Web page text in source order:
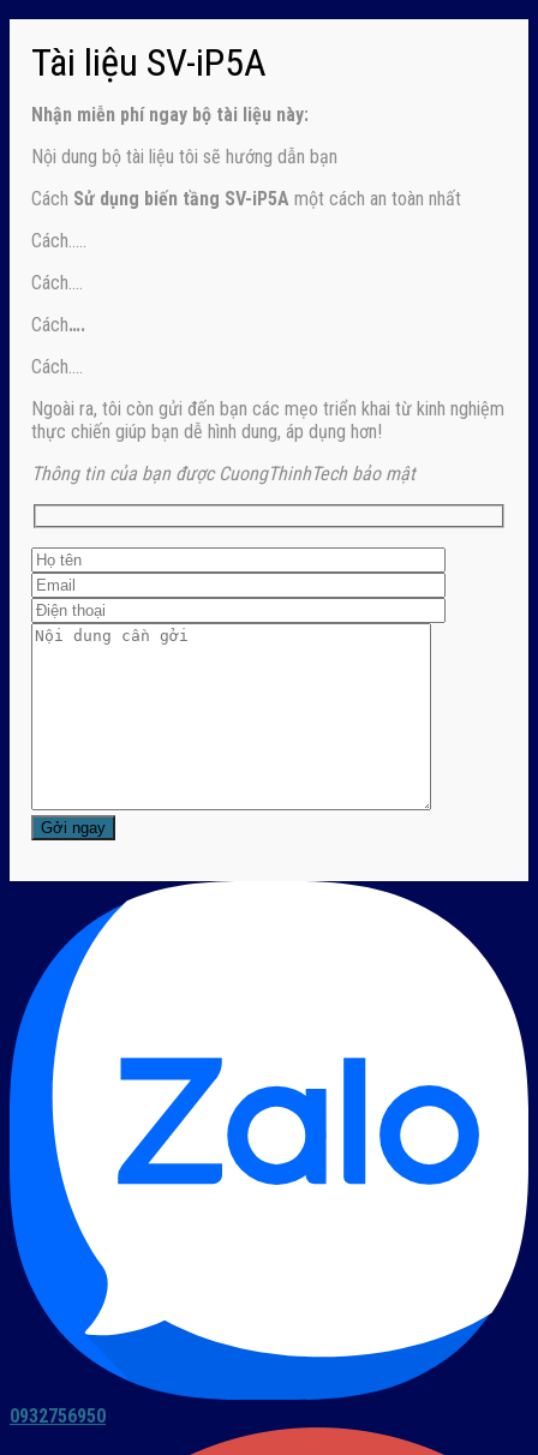
Tài liệu SV-iP5A
Nhận miễn phí ngay bộ tài liệu này:
Nội dung bộ tài liệu tôi sẽ hướng dẫn bạn
Cách Sử dụng biến tầng SV-iP5A một cách an toàn nhất
Cách…..
Cách….
Cách….
Cách….
Ngoài ra, tôi còn gửi đến bạn các mẹo triển khai từ kinh nghiệm
thực chiến giúp bạn dễ hình dung, áp dụng hơn!
Thông tin của bạn được CuongThinhTech bảo mật
0932756950